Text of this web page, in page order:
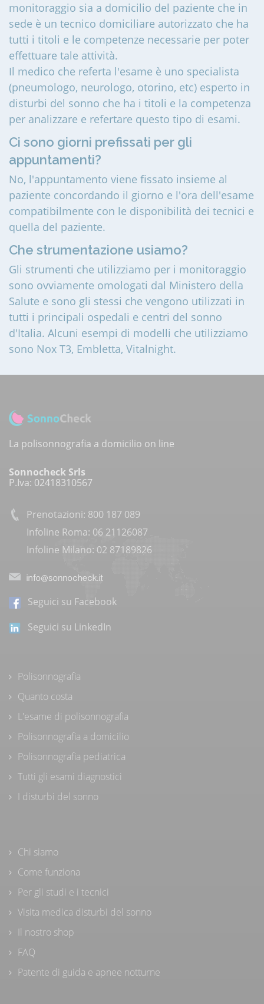
monitoraggio sia a domicilio del paziente che in
sede è un tecnico domiciliare autorizzato che ha
tutti i titoli e le competenze necessarie per poter
effettuare tale attività.
Il medico che referta l'esame è uno specialista
(pneumologo, neurologo, otorino, etc) esperto in
disturbi del sonno che ha i titoli e la competenza
per analizzare e refertare questo tipo di esami.
Ci sono giorni prefissati per gli
appuntamenti?
No, l'appuntamento viene fissato insieme al
paziente concordando il giorno e l'ora dell'esame
compatibilmente con le disponibilità dei tecnici e
quella del paziente.
Che strumentazione usiamo?
Gli strumenti che utilizziamo per i monitoraggio
sono ovviamente omologati dal Ministero della
Salute e sono gli stessi che vengono utilizzati in
tutti i principali ospedali e centri del sonno
d'Italia. Alcuni esempi di modelli che utilizziamo
sono Nox T3, Embletta, Vitalnight.
La polisonnografia a domicilio on line
Sonnocheck Srls
P.Iva: 02418310567
Prenotazioni: 800 187 089
Infoline Roma: 06 21126087
Infoline Milano: 02 87189826
Seguici su Facebook
Seguici su LinkedIn
Polisonnografia
Quanto costa
L'esame di polisonnografia
Polisonnografia a domicilio
Polisonnografia pediatrica
Tutti gli esami diagnostici
I disturbi del sonno
Chi siamo
Come funziona
Per gli studi e i tecnici
Visita medica disturbi del sonno
Il nostro shop
FAQ
Patente di guida e apnee notturne